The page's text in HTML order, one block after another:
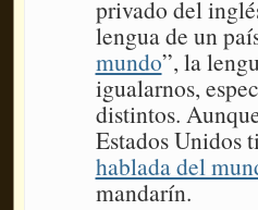
privado del
lengua de un
mundo”, la
igualarnos,
distintos.
Estados Unidos
hablada del
mandarín.